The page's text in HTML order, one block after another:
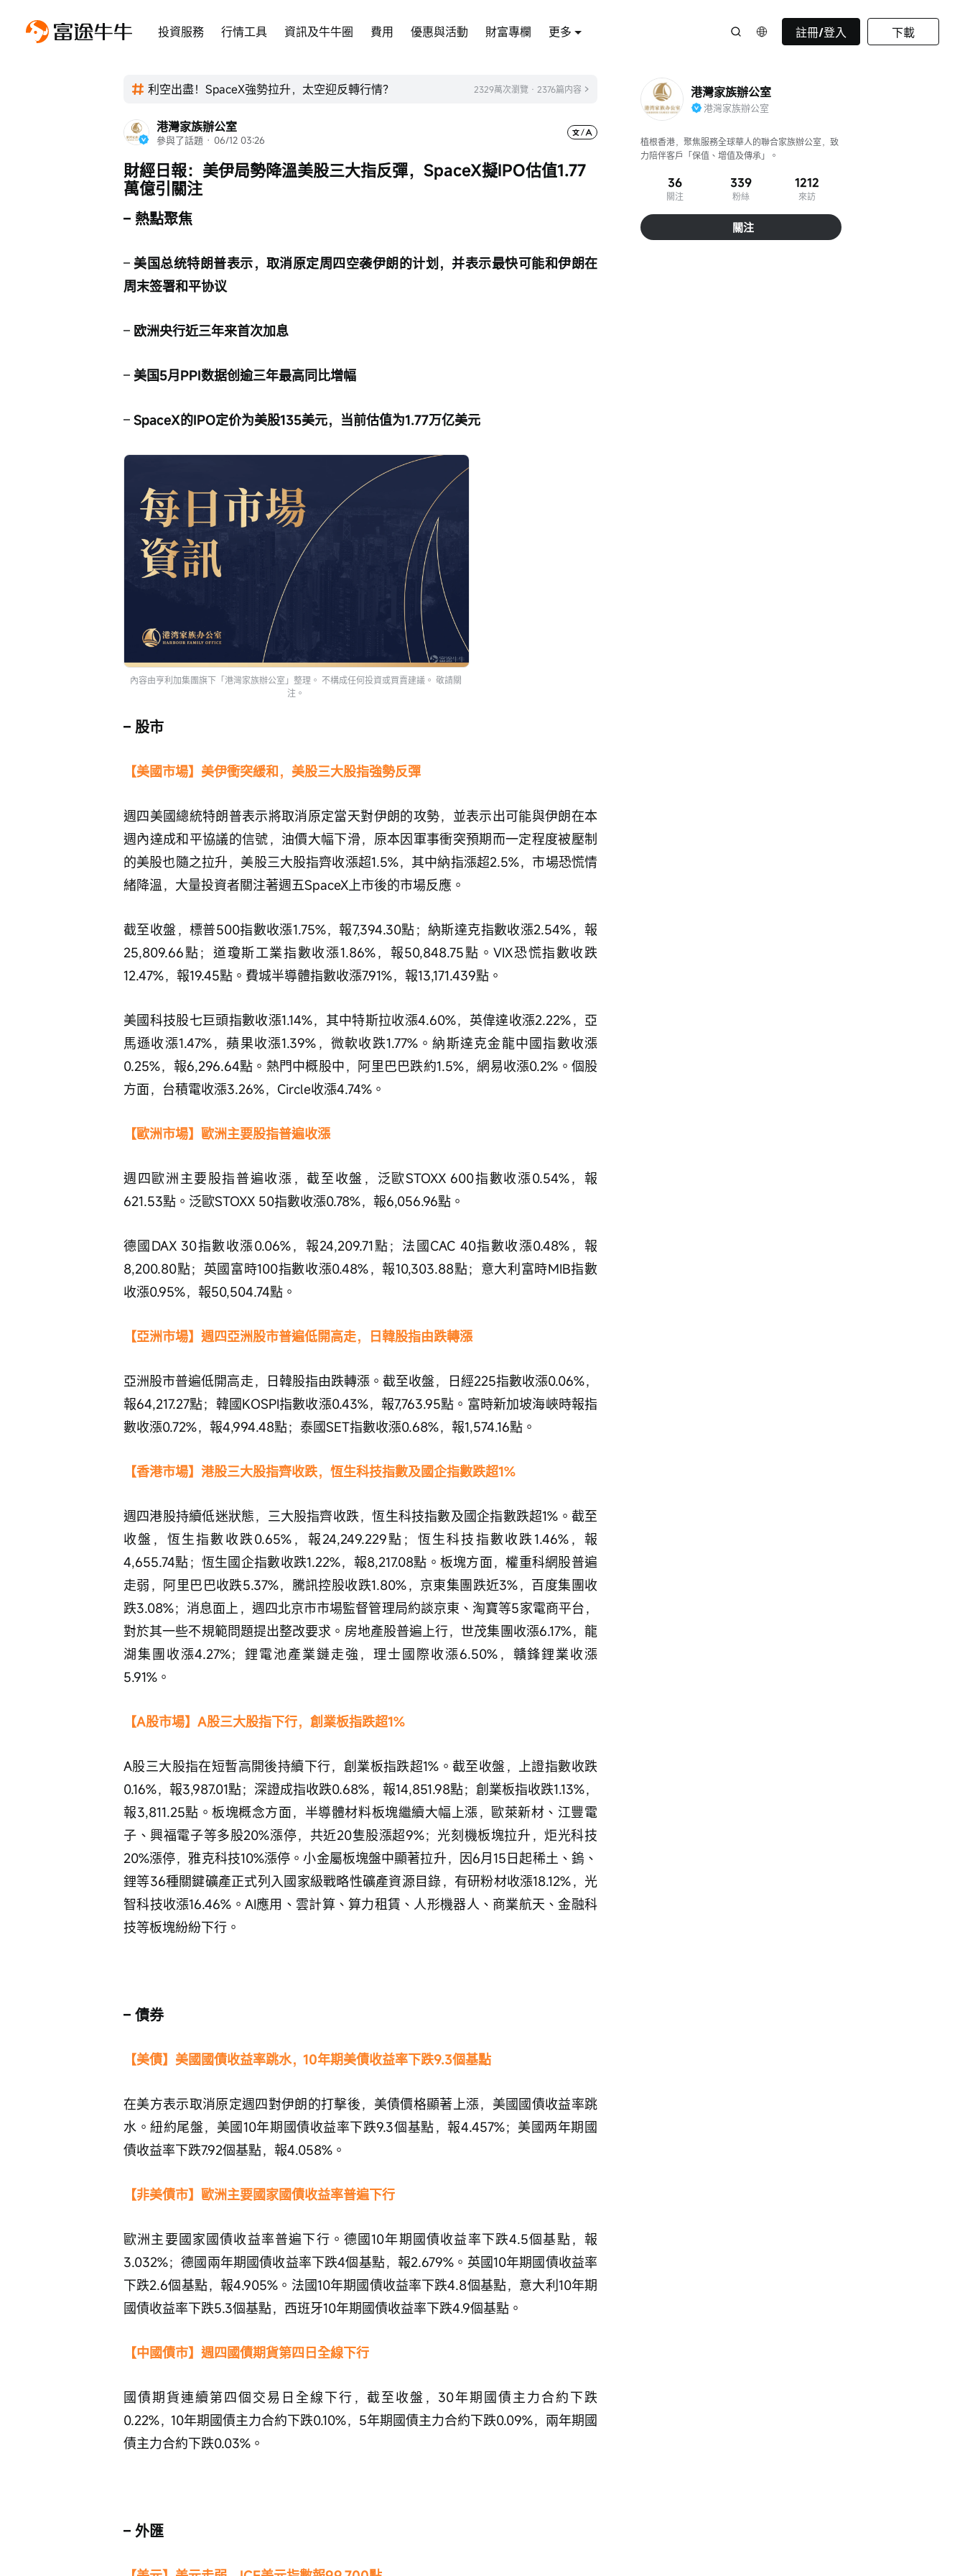
投資服務 行情工具 資訊及牛牛圈 費用 優惠與活動 財富專欄 更多 註冊/登入 下載
利空出盡！SpaceX強勢拉升，太空迎反轉行情？ 2329萬次瀏覽 · 2376篇内容
港灣家族辦公室
參與了話題 · 06/12 03:26
財經日報：美伊局勢降溫美股三大指反彈，SpaceX擬IPO估值1.77
萬億引關注
– 熱點聚焦
– 美国总统特朗普表示，取消原定周四空袭伊朗的计划，并表示最快可能和伊朗在
周末签署和平协议
– 欧洲央行近三年来首次加息
– 美国5月PPI数据创逾三年最高同比增幅
– SpaceX的IPO定价为美股135美元，当前估值为1.77万亿美元
內容由亨利加集團旗下「港灣家族辦公室」整理。 不構成任何投資或買賣建議。 敬請關
注。
– 股市
【美國市場】美伊衝突緩和，美股三大股指強勢反彈
週四美國總統特朗普表示將取消原定當天對伊朗的攻勢，並表示出可能與伊朗在本
週內達成和平協議的信號，油價大幅下滑，原本因軍事衝突預期而一定程度被壓制
的美股也隨之拉升，美股三大股指齊收漲超1.5%，其中納指漲超2.5%，市場恐慌情
緒降溫，大量投資者關注著週五SpaceX上市後的市場反應。
截至收盤，標普500指數收漲1.75%，報7,394.30點；納斯達克指數收漲2.54%，報
25,809.66點；道瓊斯工業指數收漲1.86%，報50,848.75點。VIX恐慌指數收跌
12.47%，報19.45點。費城半導體指數收漲7.91%，報13,171.439點。
美國科技股七巨頭指數收漲1.14%，其中特斯拉收漲4.60%，英偉達收漲2.22%，亞
馬遜收漲1.47%，蘋果收漲1.39%，微軟收跌1.77%。納斯達克金龍中國指數收漲
0.25%，報6,296.64點。熱門中概股中，阿里巴巴跌約1.5%，網易收漲0.2%。個股
方面，台積電收漲3.26%，Circle收漲4.74%。
【歐洲市場】歐洲主要股指普遍收漲
週四歐洲主要股指普遍收漲，截至收盤，泛歐STOXX 600指數收漲0.54%，報
621.53點。泛歐STOXX 50指數收漲0.78%，報6,056.96點。
德國DAX 30指數收漲0.06%，報24,209.71點；法國CAC 40指數收漲0.48%，報
8,200.80點；英國富時100指數收漲0.48%，報10,303.88點；意大利富時MIB指數
收漲0.95%，報50,504.74點。
【亞洲市場】週四亞洲股市普遍低開高走，日韓股指由跌轉漲
亞洲股市普遍低開高走，日韓股指由跌轉漲。截至收盤，日經225指數收漲0.06%，
報64,217.27點；韓國KOSPI指數收漲0.43%，報7,763.95點。富時新加坡海峽時報指
數收漲0.72%，報4,994.48點；泰國SET指數收漲0.68%，報1,574.16點。
【香港市場】港股三大股指齊收跌，恆生科技指數及國企指數跌超1%
週四港股持續低迷狀態，三大股指齊收跌，恆生科技指數及國企指數跌超1%。截至
收盤，恆生指數收跌0.65%，報24,249.229點；恆生科技指數收跌1.46%，報
4,655.74點；恆生國企指數收跌1.22%，報8,217.08點。板塊方面，權重科網股普遍
走弱，阿里巴巴收跌5.37%，騰訊控股收跌1.80%，京東集團跌近3%，百度集團收
跌3.08%；消息面上，週四北京市市場監督管理局約談京東、淘寶等5家電商平台，
對於其一些不規範問題提出整改要求。房地產股普遍上行，世茂集團收漲6.17%，龍
湖集團收漲4.27%；鋰電池產業鏈走強，理士國際收漲6.50%，贛鋒鋰業收漲
5.91%。
【A股市場】A股三大股指下行，創業板指跌超1%
A股三大股指在短暫高開後持續下行，創業板指跌超1%。截至收盤，上證指數收跌
0.16%，報3,987.01點；深證成指收跌0.68%，報14,851.98點；創業板指收跌1.13%，
報3,811.25點。板塊概念方面，半導體材料板塊繼續大幅上漲，歐萊新材、江豐電
子、興福電子等多股20%漲停，共近20隻股漲超9%；光刻機板塊拉升，炬光科技
20%漲停，雅克科技10%漲停。小金屬板塊盤中顯著拉升，因6月15日起稀土、鎢、
鋰等36種關鍵礦產正式列入國家級戰略性礦產資源目錄，有研粉材收漲18.12%，光
智科技收漲16.46%。AI應用、雲計算、算力租賃、人形機器人、商業航天、金融科
技等板塊紛紛下行。
– 債券
【美債】美國國債收益率跳水，10年期美債收益率下跌9.3個基點
在美方表示取消原定週四對伊朗的打擊後，美債價格顯著上漲，美國國債收益率跳
水。紐約尾盤，美國10年期國債收益率下跌9.3個基點，報4.457%；美國两年期國
債收益率下跌7.92個基點，報4.058%。
【非美債市】歐洲主要國家國債收益率普遍下行
歐洲主要國家國債收益率普遍下行。德國10年期國債收益率下跌4.5個基點，報
3.032%；德國兩年期國債收益率下跌4個基點，報2.679%。英國10年期國債收益率
下跌2.6個基點，報4.905%。法國10年期國債收益率下跌4.8個基點，意大利10年期
國債收益率下跌5.3個基點，西班牙10年期國債收益率下跌4.9個基點。
【中國債市】週四國債期貨第四日全線下行
國債期貨連續第四個交易日全線下行，截至收盤，30年期國債主力合約下跌
0.22%，10年期國債主力合約下跌0.10%，5年期國債主力合約下跌0.09%，兩年期國
債主力合約下跌0.03%。
– 外匯
港灣家族辦公室
港灣家族辦公室
植根香港，聚焦服務全球華人的聯合家族辦公室，致
力陪伴客戶「保值、增值及傳承」。
36
關注
339
粉絲
1212
來訪
關注